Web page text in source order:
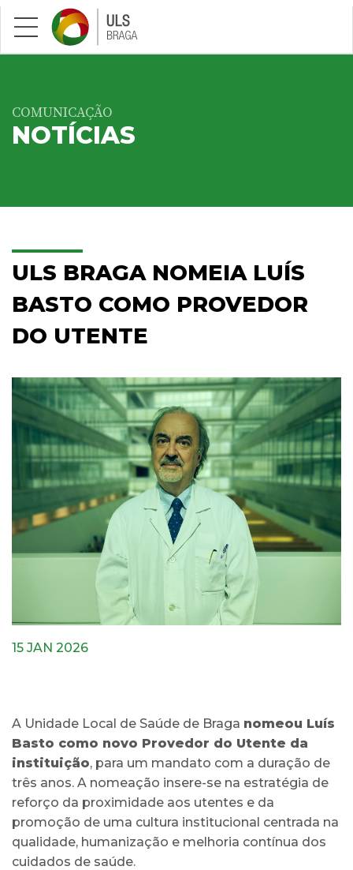
Saltar para conteúdo principal
COMUNICAÇÃO
NOTÍCIAS
ULS BRAGA NOMEIA LUÍS
BASTO COMO PROVEDOR
DO UTENTE
15 JAN 2026
A Unidade Local de Saúde de Braga nomeou Luís
Basto como novo Provedor do Utente da
instituição, para um mandato com a duração de
três anos. A nomeação insere-se na estratégia de
reforço da proximidade aos utentes e da
promoção de uma cultura institucional centrada na
qualidade, humanização e melhoria contínua dos
cuidados de saúde.